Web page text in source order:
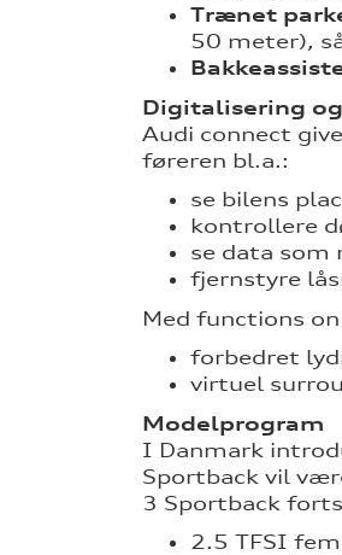
Trænet
50 meter),
Digitalisering
Audi connect
føreren bl.a.:
se bilens
kontrollere
se data
fjernstyre
Med functions
forbedret
virtuel
Modelprogram
I Danmark
Sportback vil
3 Sportback
2.5 TFSI